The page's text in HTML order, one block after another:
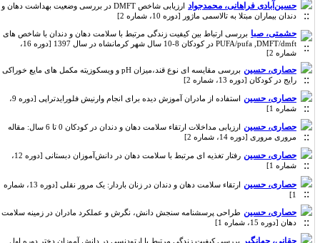
حسین‌آبادی فراهانی، محمدجواد
ارزیابی شاخص DMFT در بررسی وضعیت بهداشت دهان و
دندان بیماران مبتلا به تالاسمی ماژور [دوره 10، شماره 2]
حشمتی، صبا بررسی ارتباط بین کیفیت زندگی مرتبط با سلامت دهان و دندان با شاخص های
PUFA/pufa ,DMFT/dmft در کودکان 8-10 سال شهر کرمانشاه در سال 1397 [دوره 16،
شماره 2]
حصاری، حسین
بررسی مقایسه ای نوع قند،میزان pH و ویسکوزیته مکمل های مایع خوراکی
رایج در کودکان [دوره 13، شماره 2]
حصاری، حسین
استفاده از مادران آموزش دیده برای انجام وارنیش فلورایدتراپی [دوره 9،
شماره 1]
حصاری، حسین
ارزیابی مداخلات ارتقاء سلامت دهان و دندان در کودکان 0 تا 6 سال: مقاله
مروری مروری [دوره 14، شماره 2]
حصاری، حسین
رفتار تغذیه ای مرتبط با سلامت دهان در دانش‌آموزان دبستانی [دوره 12،
شماره 1]
حصاری، حسین
ارتقاء سلامت دهان و دندان در زنان باردار: یک مرور نقلی [دوره 13، شماره
1]
حصاری، حسین طراحی پرسشنامه سنجش دانش، نگرش و عملکرد مادران در زمینه سلامت
دهان [دوره 15، شماره 1]
حقانی، جهانگیر بررسی کیفیت زندگی مرتبط با ارتودنسی در دانش آموزان دختر دوره اول